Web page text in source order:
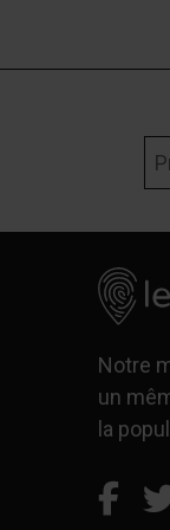
Notre
un
la
Ce